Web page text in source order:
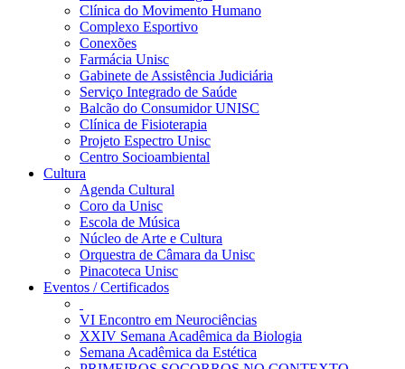
Clínica do Movimento Humano
Complexo Esportivo
Conexões
Farmácia Unisc
Gabinete de Assistência Judiciária
Serviço Integrado de Saúde
Balcão do Consumidor UNISC
Clínica de Fisioterapia
Projeto Espectro Unisc
Centro Socioambiental
Cultura
Agenda Cultural
Coro da Unisc
Escola de Música
Núcleo de Arte e Cultura
Orquestra de Câmara da Unisc
Pinacoteca Unisc
Eventos / Certificados
VI Encontro em Neurociências
XXIV Semana Acadêmica da Biologia
Semana Acadêmica da Estética